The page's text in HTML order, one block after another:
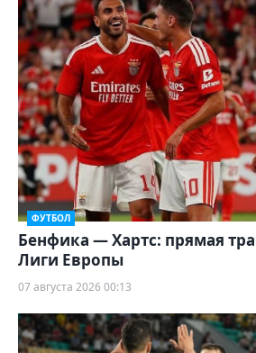
ФУТБОЛ
Бенфика — Хартс: прямая
Лиги Европы
07 августа 2026 00:13